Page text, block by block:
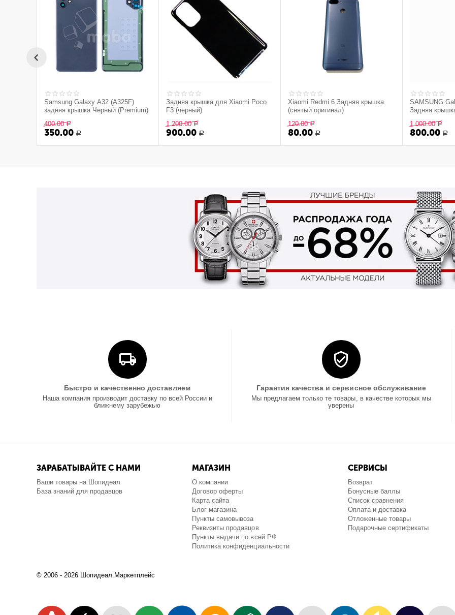
Samsung Galaxy A32 (A325F)
задняя крышка Черный (Premium)
400.00 Р
350.00 Р
Задняя крышка для Xiaomi Poco
F3 (черный)
1 200.00 Р
900.00 Р
Xiaomi Redmi 6 Задняя крышка
(снятый оригинал)
120.00 Р
80.00 Р
SAMSUNG
Задняя
оригинал) -
1 000.00 Р
800.00 Р
Быстро и качественно доставляем
Наша компания производит доставку по всей России и
ближнему зарубежью
Гарантия качества и сервисное обслуживание
Мы предлагаем только те товары, в качестве которых мы
уверены
ЗАРАБАТЫВАЙТЕ С НАМИ
Ваши товары на Шопидеал
База знаний для продавцов
МАГАЗИН
О компании
Договор оферты
Карта сайта
Блог магазина
Пункты самовывоза
Реквизиты продавцов
Пункты выдачи по всей РФ
Политика конфиденциальности
СЕРВИСЫ
Возврат
Бонусные баллы
Список сравнения
Оплата и доставка
Отложенные товары
Подарочные сертификаты
© 2006 - 2026 Шопидеал.Маркетплейс